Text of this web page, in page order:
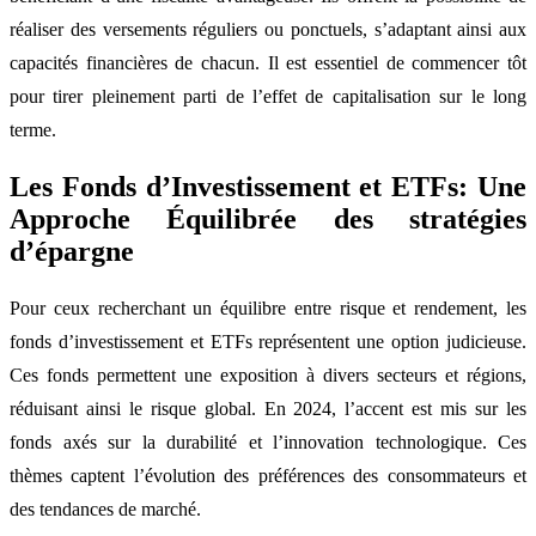
réaliser des versements réguliers ou ponctuels, s’adaptant ainsi aux
capacités financières de chacun. Il est essentiel de commencer tôt
pour tirer pleinement parti de l’effet de capitalisation sur le long
terme.
Les Fonds d’Investissement et ETFs: Une
Approche Équilibrée des stratégies
d’épargne
Pour ceux recherchant un équilibre entre risque et rendement, les
fonds d’investissement et ETFs représentent une option judicieuse.
Ces fonds permettent une exposition à divers secteurs et régions,
réduisant ainsi le risque global. En 2024, l’accent est mis sur les
fonds axés sur la durabilité et l’innovation technologique. Ces
thèmes captent l’évolution des préférences des consommateurs et
des tendances de marché.